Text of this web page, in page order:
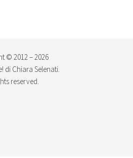
© 2012 – 2026
di Chiara Selenati.
reserved.